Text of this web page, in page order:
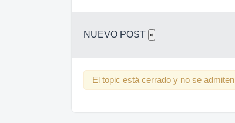
NUEVO POST ×
El topic está cerrado y no se